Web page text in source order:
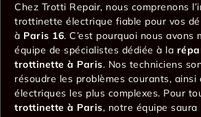
Chez Trotti Repair, nous comprenons
trottinette électrique fiable pour vos
à Paris 16. C’est pourquoi nous avons
équipe de spécialistes dédiée à la
trottinette à Paris. Nos techniciens
résoudre les problèmes courants, ainsi
électriques les plus complexes. Pour
trottinette à Paris, notre équipe